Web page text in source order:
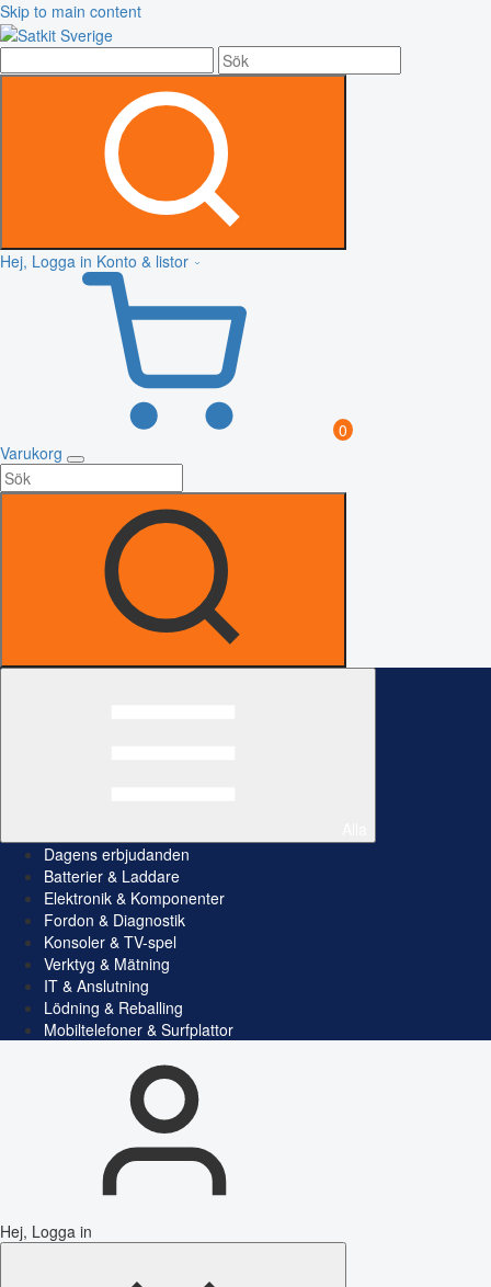
Skip to main content
Hej, Logga in Konto & listor
0
Varukorg
Dagens erbjudanden
Batterier & Laddare
Elektronik & Komponenter
Fordon & Diagnostik
Konsoler & TV-spel
Verktyg & Mätning
IT & Anslutning
Lödning & Reballing
Mobiltelefoner & Surfplattor
Hej, Logga in